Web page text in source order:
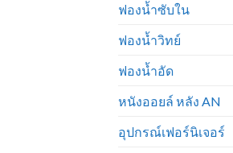
ฟองน้ำซับใน
ฟองน้ำวิทย์
ฟองน้ำอัด
หนังออยล์ หลัง AN
อุปกรณ์เฟอร์นิเจอร์